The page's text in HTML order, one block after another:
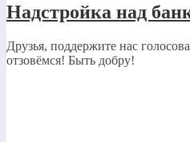
Надстройка над
Друзья, поддержите нас
отзовёмся! Быть добру!